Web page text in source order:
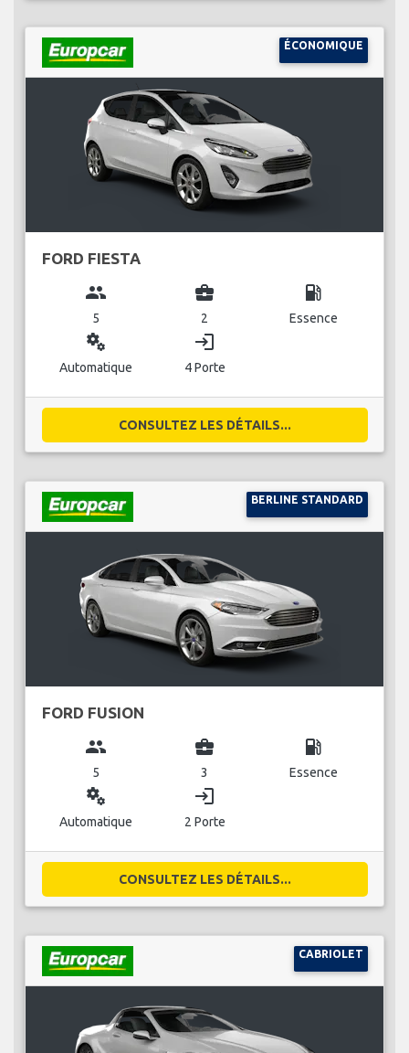
ÉCONOMIQUE
FORD FIESTA
group
5
business_center
2
local_gas_station
Essence
miscellaneous_services
Automatique
login
4 Porte
CONSULTEZ LES DÉTAILS...
BERLINE STANDARD
FORD FUSION
group
5
business_center
3
local_gas_station
Essence
miscellaneous_services
Automatique
login
2 Porte
CONSULTEZ LES DÉTAILS...
CABRIOLET